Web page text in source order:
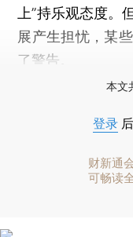
上”持乐观态度
展产生担忧，某些
了警告。
本文
登录
财新通
可畅读